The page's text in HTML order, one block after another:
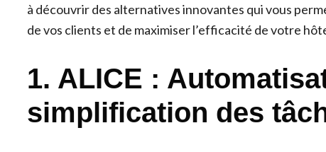
à découvrir des alternatives innovantes qui vous
de vos clients et de maximiser l’efficacité de votre
1. ALICE :
simplification des